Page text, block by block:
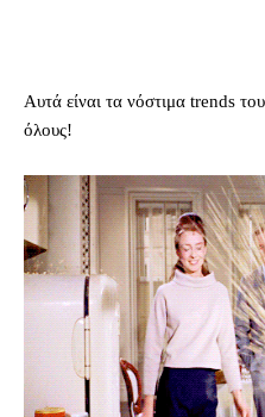
Αυτά είναι τα νόστιμα trends
όλους!